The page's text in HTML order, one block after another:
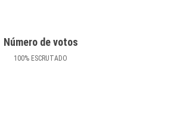
Número de votos
100% ESCRUTADO